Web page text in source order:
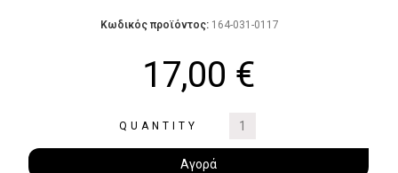
Κωδικός προϊόντος: 164-031-0117
17,00 €
QUANTITY
Αγορά